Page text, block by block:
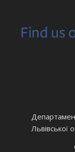
Львівської